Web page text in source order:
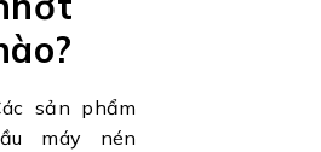
sản phẩm
máy nén